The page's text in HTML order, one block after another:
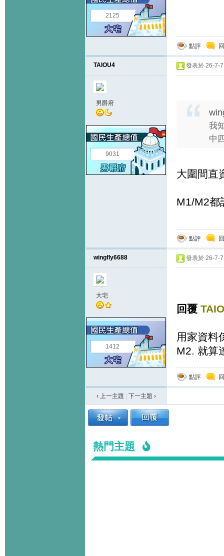
2125
點評
TAIOU4
男爵府
9031
發表於 26-7-
我
中
大圍間直
M1/M2都
點評
wingfly6688
大宅
1412
發表於 26-7-
回覆
用家資料
M2. 就算
點評
‹ 上一主題 下一主題 ›
熱門主題